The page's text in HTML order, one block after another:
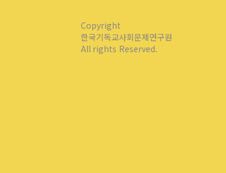
Copyright
한국기독교사회문제연구원
All rights Reserved.